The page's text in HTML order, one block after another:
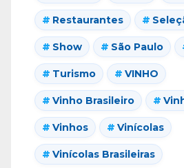
Restaurantes
Show São Paulo
Turismo VINHO
Vinho Brasileiro
Vinhos Vinícolas
Vinícolas Brasileiras